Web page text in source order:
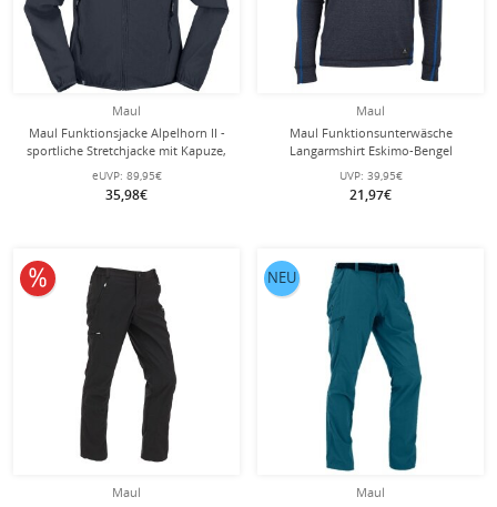
Maul
Maul Funktionsjacke Alpelhorn II -
sportliche Stretchjacke mit Kapuze,
atmungsaktiv, wasserabweisend -
darkblau Herren
eUVP: 89,95€
35,98€
Maul
Maul Funktionsunterwäsche
Langarmshirt Eskimo-Bengel
(antibakteriell, atmungsaktiv,
elastisch) navyblau Herren
UVP: 39,95€
21,97€
Maul
10% reduziert
Maul
NEU